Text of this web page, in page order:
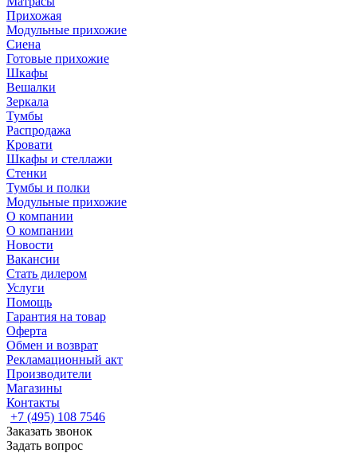
Прихожая
Модульные прихожие
Сиена
Готовые прихожие
Шкафы
Вешалки
Зеркала
Тумбы
Распродажа
Кровати
Шкафы и стеллажи
Стенки
Тумбы и полки
Модульные прихожие
О компании
О компании
Новости
Вакансии
Стать дилером
Услуги
Помощь
Гарантия на товар
Оферта
Обмен и возврат
Рекламационный акт
Производители
Магазины
Контакты
+7 (495) 108 7546
Заказать звонок
Задать вопрос